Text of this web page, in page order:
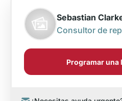
Sebastian
Consultor de
Programar una